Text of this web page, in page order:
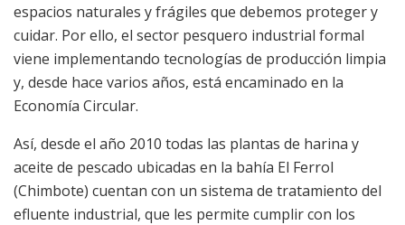
espacios naturales y frágiles que debemos proteger y
cuidar. Por ello, el sector pesquero industrial formal
viene implementando tecnologías de producción limpia
y, desde hace varios años, está encaminado en la
Economía Circular.
Así, desde el año 2010 todas las plantas de harina y
aceite de pescado ubicadas en la bahía El Ferrol
(Chimbote) cuentan con un sistema de tratamiento del
efluente industrial, que les permite cumplir con los